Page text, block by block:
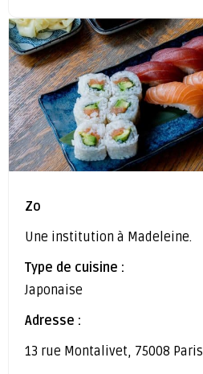
Zo
Une institution à Madeleine.
Type de cuisine :
Japonaise
Adresse :
13 rue Montalivet, 75008 Paris